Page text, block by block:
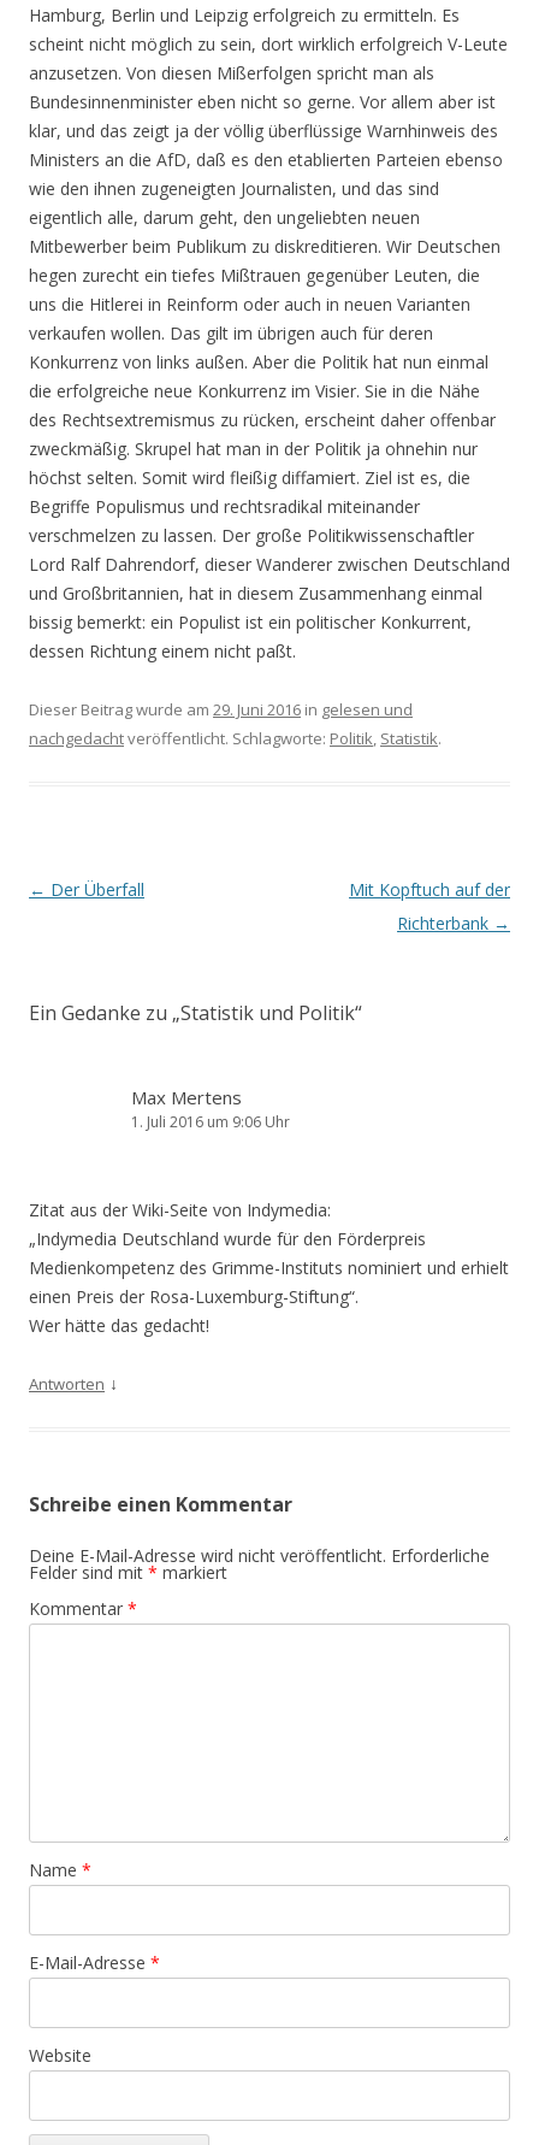
Hamburg, Berlin und Leipzig erfolgreich zu ermitteln. Es
scheint nicht möglich zu sein, dort wirklich erfolgreich V-Leute
anzusetzen. Von diesen Mißerfolgen spricht man als
Bundesinnenminister eben nicht so gerne. Vor allem aber ist
klar, und das zeigt ja der völlig überflüssige Warnhinweis des
Ministers an die AfD, daß es den etablierten Parteien ebenso
wie den ihnen zugeneigten Journalisten, und das sind
eigentlich alle, darum geht, den ungeliebten neuen
Mitbewerber beim Publikum zu diskreditieren. Wir Deutschen
hegen zurecht ein tiefes Mißtrauen gegenüber Leuten, die
uns die Hitlerei in Reinform oder auch in neuen Varianten
verkaufen wollen. Das gilt im übrigen auch für deren
Konkurrenz von links außen. Aber die Politik hat nun einmal
die erfolgreiche neue Konkurrenz im Visier. Sie in die Nähe
des Rechtsextremismus zu rücken, erscheint daher offenbar
zweckmäßig. Skrupel hat man in der Politik ja ohnehin nur
höchst selten. Somit wird fleißig diffamiert. Ziel ist es, die
Begriffe Populismus und rechtsradikal miteinander
verschmelzen zu lassen. Der große Politikwissenschaftler
Lord Ralf Dahrendorf, dieser Wanderer zwischen Deutschland
und Großbritannien, hat in diesem Zusammenhang einmal
bissig bemerkt: ein Populist ist ein politischer Konkurrent,
dessen Richtung einem nicht paßt.
Dieser Beitrag wurde am 29. Juni 2016 in gelesen und
nachgedachtveröffentlicht. Schlagworte: Politik, Statistik.
Beitrags-
← Der Überfall
Mit Kopftuch auf der
Richterbank →
Ein Gedanke zu „Statistik und Politik“
Max Mertens
1. Juli 2016 um 9:06 Uhr
Zitat aus der Wiki-Seite von Indymedia:
„Indymedia Deutschland wurde für den Förderpreis
Medienkompetenz des Grimme-Instituts nominiert und erhielt
einen Preis der Rosa-Luxemburg-Stiftung“.
Wer hätte das gedacht!
Antworten ↓
Schreibe einen Kommentar
Deine E-Mail-Adresse wird nicht veröffentlicht. Erforderliche
Felder sind mit * markiert
Kommentar *
Name *
E-Mail-Adresse *
Website